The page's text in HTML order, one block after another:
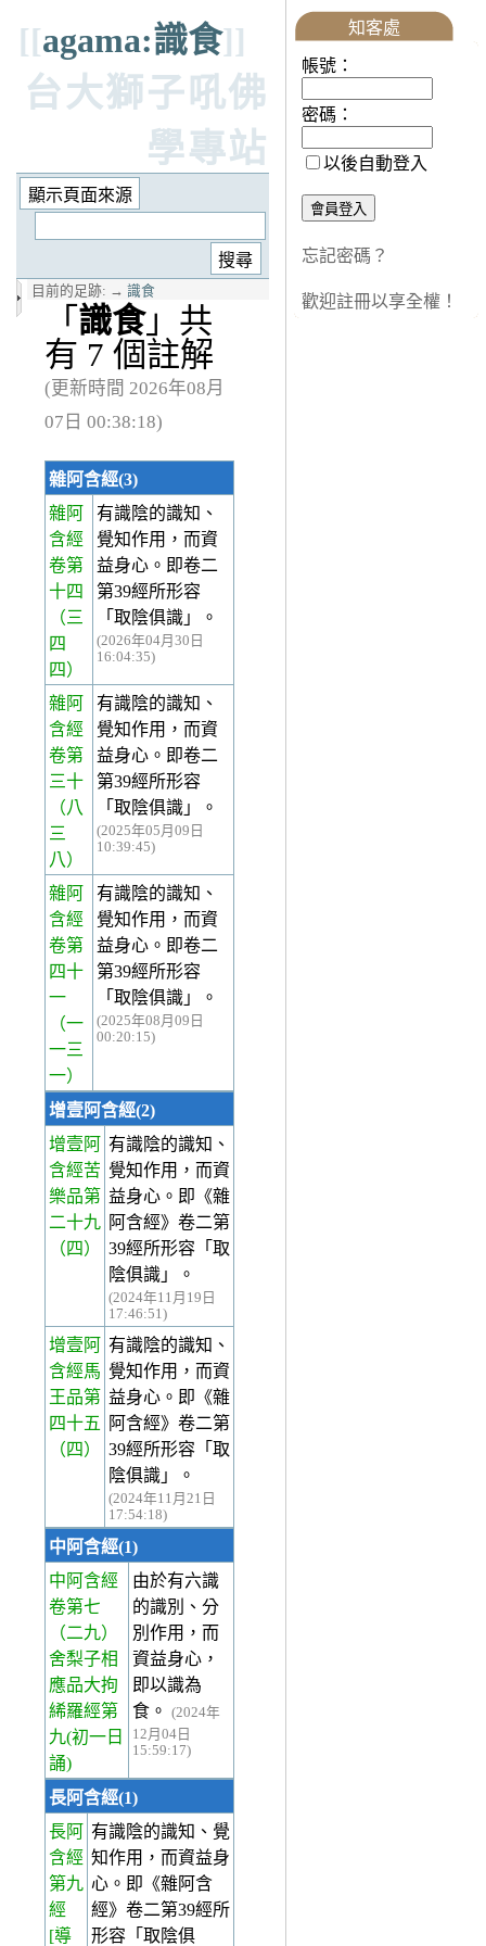
[[agama:識食]]
台大獅子吼佛
學專站
目前的足跡: → 識食
「 識食」共
有 7 個註解
(更新時間 2026年08月
07日 00:38:18)
雜阿含經(3)
雜阿
含經
卷第
十四
（三
四
四）
有識陰的識知、
覺知作用，而資
益身心。即卷二
第39經所形容
「取陰俱識」。
(2026年04月30日
16:04:35)
雜阿
含經
卷第
三十
（八
三
八）
有識陰的識知、
覺知作用，而資
益身心。即卷二
第39經所形容
「取陰俱識」。
(2025年05月09日
10:39:45)
雜阿
含經
卷第
四十
一
（一
一三
一）
有識陰的識知、
覺知作用，而資
益身心。即卷二
第39經所形容
「取陰俱識」。
(2025年08月09日
00:20:15)
增壹阿含經(2)
增壹阿
含經苦
樂品第
二十九
（四）
有識陰的識知、
覺知作用，而資
益身心。即《雜
阿含經》卷二第
39經所形容「取
陰俱識」。
(2024年11月19日
17:46:51)
增壹阿
含經馬
王品第
四十五
（四）
有識陰的識知、
覺知作用，而資
益身心。即《雜
阿含經》卷二第
39經所形容「取
陰俱識」。
(2024年11月21日
17:54:18)
中阿含經(1)
中阿含經
卷第七
（二九）
舍梨子相
應品大拘
絺羅經第
九(初一日
誦)
由於有六識
的識別、分
別作用，而
資益身心，
即以識為
食。
(2024年
12月04日
15:59:17)
長阿含經(1)
長阿
含經
第九
經
[導
有識陰的識知、覺
知作用，而資益身
心。即《雜阿含
經》卷二第39經所
形容「取陰俱
知客處
帳號：
密碼：
以後自動登入
忘記密碼？
歡迎註冊以享全權！